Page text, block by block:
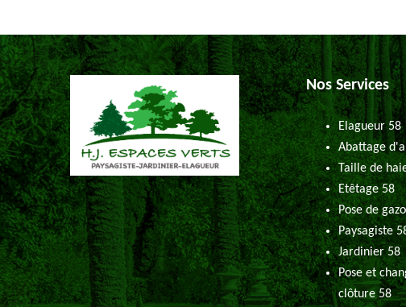
Nos Services
Elagueur 58
Abattage
Taille de
Etêtage 58
Pose de
Paysagiste
Jardinier 58
Pose et
clôture 58